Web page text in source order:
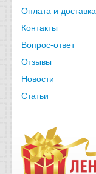
Оплата и доставка
Контакты
Вопрос-ответ
Отзывы
Новости
Статьи